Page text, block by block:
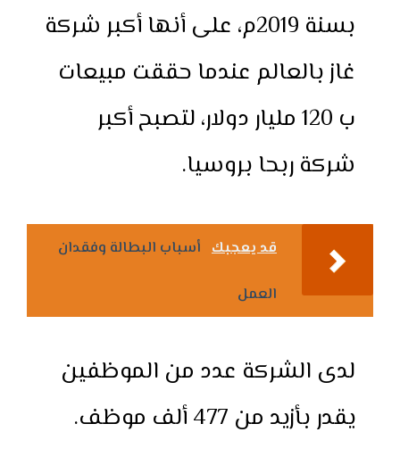
بسنة 2019م، على أنها أكبر شركة
غاز بالعالم عندما حققت مبيعات
ب 120 مليار دولار، لتصبح أكبر
شركة ربحا بروسيا.
قد يعجبك أسباب البطالة وفقدان
العمل
لدى الشركة عدد من الموظفين
يقدر بأزيد من 477 ألف موظف.